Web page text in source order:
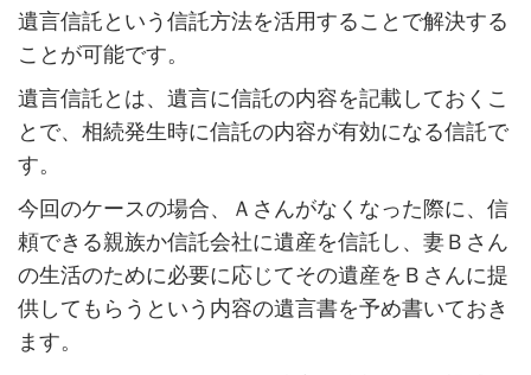
遺言信託という信託方法を活用することで解決する
ことが可能です。
遺言信託とは、遺言に信託の内容を記載しておくこ
とで、相続発生時に信託の内容が有効になる信託で
す。
今回のケースの場合、Ａさんがなくなった際に、信
頼できる親族か信託会社に遺産を信託し、妻Ｂさん
の生活のために必要に応じてその遺産をＢさんに提
供してもらうという内容の遺言書を予め書いておき
ます。